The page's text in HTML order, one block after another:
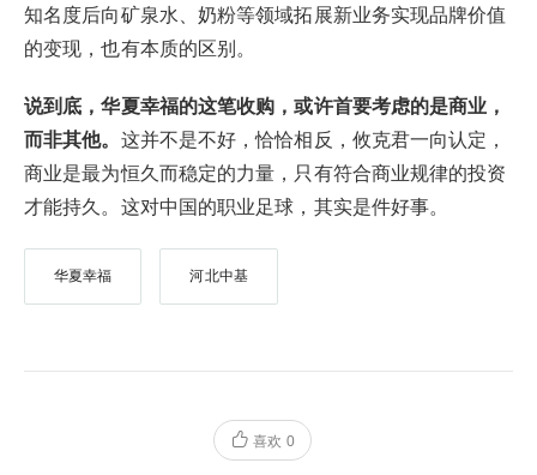
知名度后向矿泉水、奶粉等领域拓展新业务实现品牌价值
的变现，也有本质的区别。
说到底，华夏幸福的这笔收购，或许首要考虑的是商业，
而非其他。 这并不是不好，恰恰相反，攸克君一向认定，
商业是最为恒久而稳定的力量，只有符合商业规律的投资
才能持久。这对中国的职业足球，其实是件好事。
华夏幸福 河北中基
喜欢 0